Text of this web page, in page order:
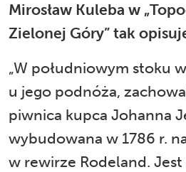
Mirosław Kuleba w
Zielonej Góry” tak
„W południowym stoku
u jego podnóża,
piwnica kupca Johanna
wybudowana w 1786 r.
w rewirze Rodeland.